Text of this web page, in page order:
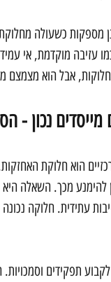
מספקות כשעולה
עזיבה מוקדמת, אי
אבל הוא מצמצם
נכון -
הוא חלוקת
להימנע מכך. השאלה
עתידית. חלוקה
תפקידים